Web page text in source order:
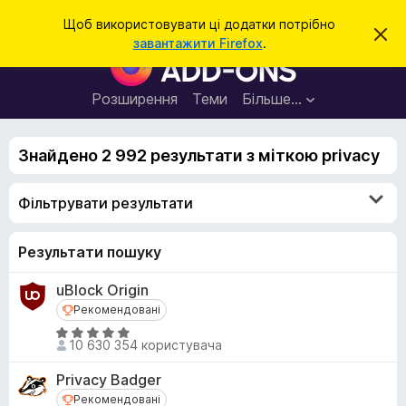
Щоб використовувати ці додатки потрібно
завантажити Firefox.
В
и
и
ц
с
п
Д
о
д
а
к
Розширення Теми Більше…
ш
Знайдено 2 992 результати з міткою privacy
Фільтрувати результати
Результати пошуку
uBlock Origin
Рекомендовані
Рекомендовані
О
ц
і
н
10 630 354 користувача
Privacy Badger
Рекомендовані
Рекомендовані